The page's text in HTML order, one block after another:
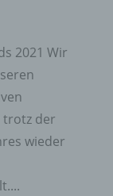
2021 Wir
trotz der
wieder